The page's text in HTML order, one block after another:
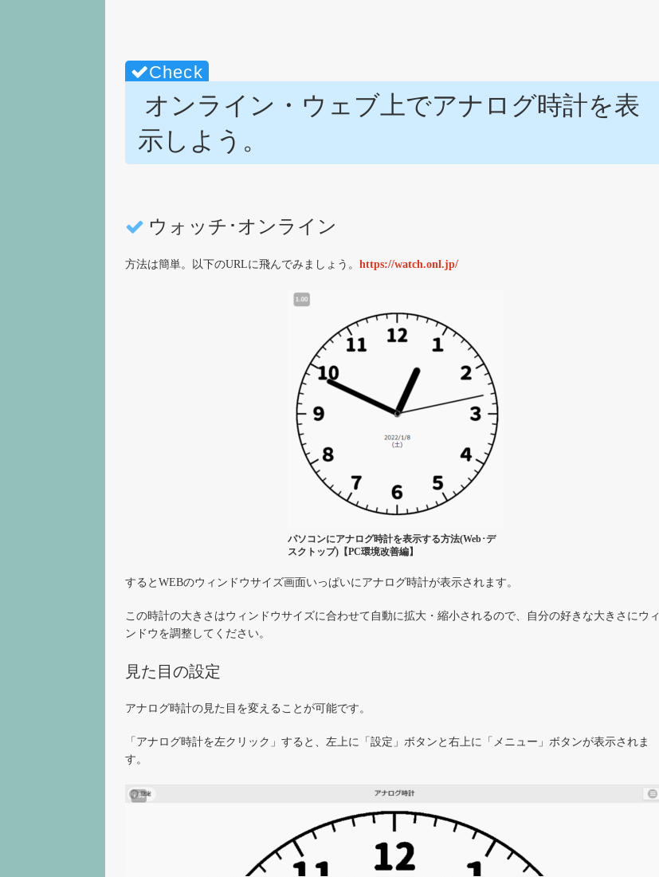
オンライン・ウェブ上でアナログ時計を表
示しよう。
ウォッチ･オンライン
方法は簡単。以下のURLに飛んでみましょう。 https://watch.onl.jp/
パソコンにアナログ時計を表示する方法(Web･デ
スクトップ)【PC環境改善編】
するとWEBのウィンドウサイズ画面いっぱいにアナログ時計が表示されます。
この時計の大きさはウィンドウサイズに合わせて自動に拡大・縮小されるので、自分の好きな大きさにウィ
ンドウを調整してください。
見た目の設定
アナログ時計の見た目を変えることが可能です。
「アナログ時計を左クリック」すると、左上に「設定」ボタンと右上に「メニュー」ボタンが表示されま
す。